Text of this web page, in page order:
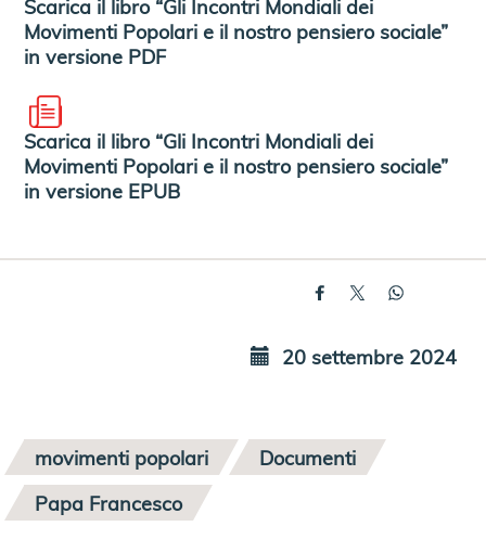
Scarica il libro “Gli Incontri Mondiali dei
Movimenti Popolari e il nostro pensiero sociale”
in versione PDF
Scarica il libro “Gli Incontri Mondiali dei
Movimenti Popolari e il nostro pensiero sociale”
in versione EPUB
20 settembre 2024
movimenti popolari
Documenti
Papa Francesco